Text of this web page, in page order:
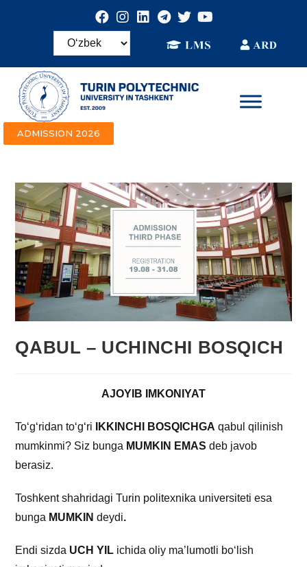
ADMISSION 2026
QABUL – UCHINCHI BOSQICH
AJOYIB IMKONIYAT
Toʻgʻridan toʻgʻri IKKINCHI BOSQICHGA qabul qilinish
mumkinmi? Siz bunga MUMKIN EMAS deb javob
berasiz.
Toshkent shahridagi Turin politexnika universiteti esa
bunga MUMKIN deydi.
Endi sizda UCH YIL ichida oliy ma’lumotli boʻlish